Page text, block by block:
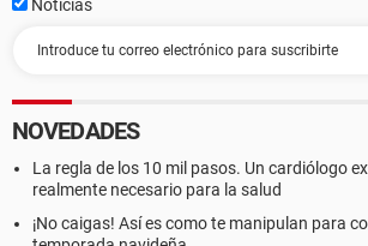
Noticias
NOVEDADES
La regla de los 10 mil pasos. Un cardiólogo
realmente necesario para la salud
¡No caigas! Así es como te manipulan para